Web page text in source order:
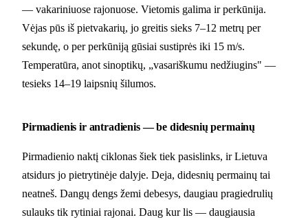
— vakariniuose rajonuose. Vietomis galima ir perkūnija.
Vėjas pūs iš pietvakarių, jo greitis sieks 7–12 metrų per
sekundę, o per perkūniją gūsiai sustiprės iki 15 m/s.
Temperatūra, anot sinoptikų, „vasariškumu nedžiugins" —
tesieks 14–19 laipsnių šilumos.
Pirmadienis ir antradienis — be didesnių permainų
Pirmadienio naktį ciklonas šiek tiek pasislinks, ir Lietuva
atsidurs jo pietrytinėje dalyje. Deja, didesnių permainų tai
neatneš. Dangų dengs žemi debesys, daugiau pragiedrulių
sulauks tik rytiniai rajonai. Daug kur lis — daugiausia